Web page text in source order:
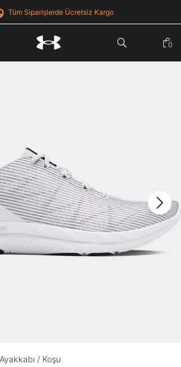
Tüm Siparişlerde Ücretsiz Kargo
Giriş Yap
Armour'da yeni misiniz?Kayıt Ol
Üye Olmadan Devam Et
0
Ayakkabı / Koşu
Giriş Sayfasına Dön
Zaten hesabın var mı? Giriş yap